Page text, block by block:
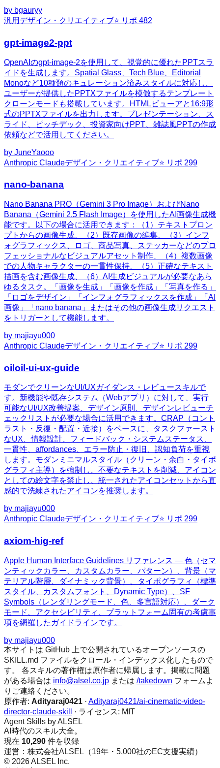
by bgauryy
汎用 デザイン・クリエイティブ⭐ リポ 482
gpt-image2-ppt
OpenAIのgpt-image-2を使用して、視覚的に優れたPPTスラ
イドを生成します。Spatial Glass、Tech Blue、Editorial
Monoなど10種類のキュレーション済みスタイルに対応し、
ユーザーが提供したPPTXファイルを模倣するテンプレート
クローンモードも搭載しています。HTMLビューアと16:9形
式のPPTXファイルを出力します。プレゼンテーション、ス
ライド、ピッチデック、投資家向けPPT、雑誌風PPTの作成
依頼などで活用してください。
by JuneYaooo
Anthropic Claudeデザイン・クリエイティブ⭐ リポ 299
nano-banana
Nano Banana PRO（Gemini 3 Pro Image）およびNano
Banana（Gemini 2.5 Flash Image）を使用したAI画像生成機
能です。以下の場合に活用できます：（1）テキストプロン
プトからの画像生成、（2）既存画像の編集、（3）インフ
ォグラフィックス、ロゴ、商品写真、ステッカーなどのプロ
フェッショナルなビジュアルアセット制作、（4）複数画像
での人物キャラクターの一貫性保持、（5）正確なテキスト
描画を含む画像生成、（6）AI生成ビジュアルが必要なあら
ゆるタスク。「画像を生成」「画像を作成」「写真を作る」
「ロゴをデザイン」「インフォグラフィックスを作成」「AI
画像」「nano banana」またはその他の画像生成リクエスト
をトリガーとして機能します。
by majiayu000
Anthropic Claudeデザイン・クリエイティブ⭐ リポ 299
oiloil-ui-ux-guide
モダンでクリーンなUI/UXガイダンス・レビュースキルで
す。新機能や既存システム（Webアプリ）に対して、実行
可能なUI/UX改善提案、デザイン原則、デザインレビューチ
ェックリストが必要な場合に活用できます。CRAP（コント
ラスト・反復・配置・近接）をベースに、タスクファースト
なUX、情報設計、フィードバック・システムステータス、
一貫性、affordances、エラー防止・復旧、認知負荷を重視
します。モダンミニマルスタイル（クリーン・余白・タイポ
グラフィ主導）を強制し、不要なテキストを削減、アイコン
としての絵文字を禁止し、統一されたアイコンセットから直
感的で洗練されたアイコンを推奨します。
by majiayu000
Anthropic Claudeデザイン・クリエイティブ⭐ リポ 299
axiom-hig-ref
Apple Human Interface Guidelines リファレンス — 色（セマ
ンティックカラー、カスタムカラー、パターン）、背景（マ
テリアル階層、ダイナミック背景）、タイポグラフィ（標準
スタイル、カスタムフォント、Dynamic Type）、SF
Symbols（レンダリングモード、色、多言語対応）、ダーク
モード、アクセシビリティ、プラットフォーム固有の考慮事
項を網羅したガイドラインです。
by majiayu000
本サイトは GitHub 上で公開されているオープンソースの
SKILL.md ファイルをクロール・インデックス化したもので
す。 各スキルの著作権は原作者に帰属します。掲載に問題
がある場合は info@alsel.co.jp または /takedown フォームよ
りご連絡ください。
原作者: Adityaraj0421 · Adityaraj0421/ai-cinematic-video-
director-claude-skill
· ライセンス: MIT
Agent Skills by ALSEL
AI時代のスキル大全。
現在 10,290 件を収録
運営：株式会社ALSEL（19年・5,000社のEC支援実績）
© 2026 ALSEL Inc.